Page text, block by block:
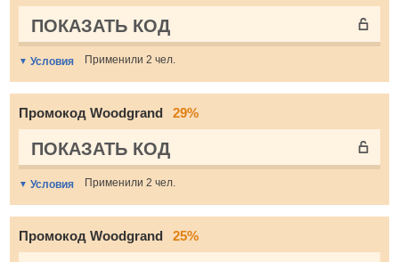
ПОКАЗАТЬ КОД
Условия Применили 2 чел.
Промокод Woodgrand 29%
ПОКАЗАТЬ КОД
Условия Применили 2 чел.
Промокод Woodgrand 25%